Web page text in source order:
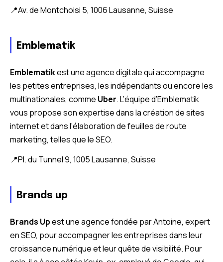
📍Av. de Montchoisi 5, 1006 Lausanne, Suisse
Emblematik
Emblematikest une agence digitale qui accompagne
les petites entreprises, les indépendants ou encore les
multinationales, comme Uber. L’équipe d’Emblematik
vous propose son expertise dans la création de sites
internet et dans l’élaboration de feuilles de route
marketing, telles que le SEO.
📍Pl. du Tunnel 9, 1005 Lausanne, Suisse
Brands up
Brands Upest une agence fondée par Antoine, expert
en SEO, pour accompagner les entreprises dans leur
croissance numérique et leur quête de visibilité. Pour